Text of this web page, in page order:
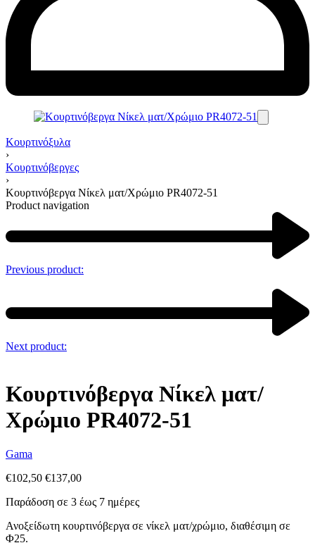
Κουρτινόξυλα
›
Κουρτινόβεργες
›
Κουρτινόβεργα Νίκελ ματ/Χρώμιο PR4072-51
Product navigation
Previous product:
Next product:
Κουρτινόβεργα Νίκελ ματ/
Χρώμιο PR4072-51
Gama
€102,50 €137,00
Παράδοση σε 3 έως 7 ημέρες
Ανοξείδωτη κουρτινόβεργα σε νίκελ ματ/χρώμιο, διαθέσιμη σε
Φ25.